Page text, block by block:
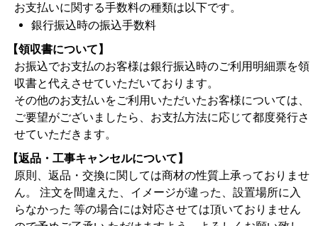
お支払いに関する手数料の種類は以下です。
銀行振込時の振込手数料
【領収書について】
お振込でお支払のお客様は銀行振込時のご利用明細票を領
収書と代えさせていただいております。
その他のお支払いをご利用いただいたお客様については、
ご要望がございましたら、お支払方法に応じて都度発行さ
せていただきます。
【返品・工事キャンセルについて】
原則、返品・交換に関しては商材の性質上承っておりませ
ん。 注文を間違えた、イメージが違った、設置場所に入
らなかった 等の場合には対応させては頂いておりません